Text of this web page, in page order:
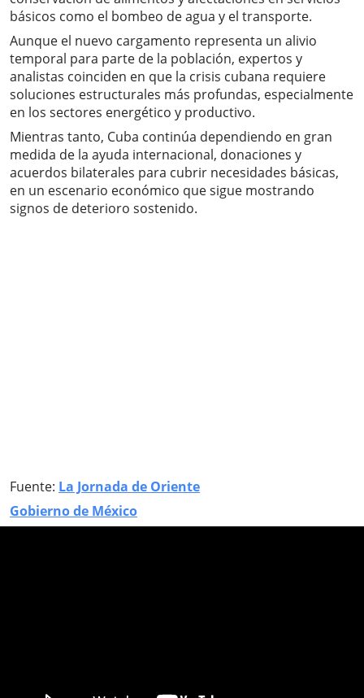
básicos como el bombeo de agua y el transporte.
Aunque el nuevo cargamento representa un alivio
temporal para parte de la población, expertos y
analistas coinciden en que la crisis cubana requiere
soluciones estructurales más profundas, especialmente
en los sectores energético y productivo.
Mientras tanto, Cuba continúa dependiendo en gran
medida de la ayuda internacional, donaciones y
acuerdos bilaterales para cubrir necesidades básicas,
en un escenario económico que sigue mostrando
signos de deterioro sostenido.
Fuente: La Jornada de Oriente
Gobierno de México